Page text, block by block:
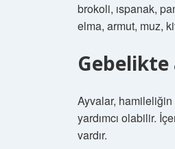
brokoli, ıspanak,
elma, armut, muz,
Gebelikte
Ayvalar, hamileliğin
yardımcı olabilir.
vardır.